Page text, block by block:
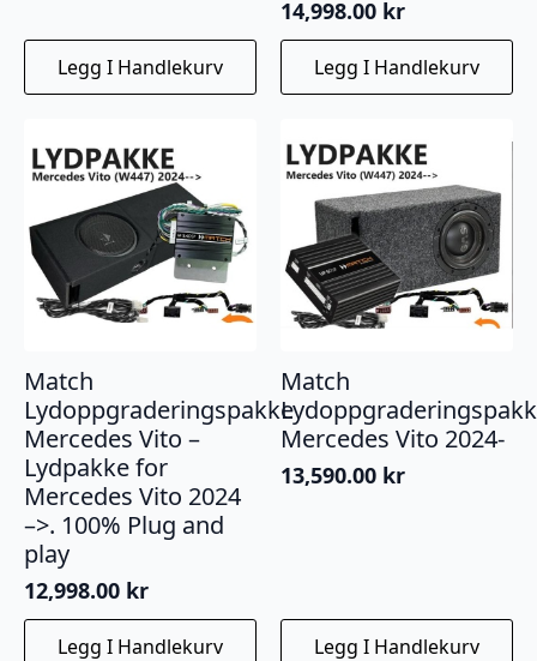
Legg I Handlekurv
14,998.00 kr
Legg I Handlekurv
Match
Lydoppgraderingspakke
Mercedes Vito –
Lydpakke for
Mercedes Vito 2024
–>. 100% Plug and
play
12,998.00 kr
Legg I Handlekurv
Match
Mercedes Vito 2024-
13,590.00 kr
Legg I Handlekurv